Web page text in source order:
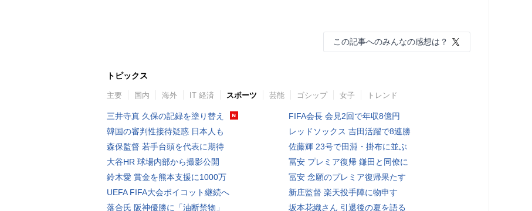
この記事へのみんなの感想は？
トピックス
主要 国内 海外 IT 経済 スポーツ 芸能 ゴシップ 女子 トレンド
三井寺真 久保の記録を塗り替え
韓国の審判性接待疑惑 日本人も
森保監督 若手台頭を代表に期待
大谷HR 球場内部から撮影公開
鈴木愛 賞金を熊本支援に1000万
UEFA FIFA大会ボイコット継続へ
落合氏 阪神優勝に「油断禁物」
FIFA会長 会見2回で年収8億円
レッドソックス 吉田活躍で8連勝
佐藤輝 23号で田淵・掛布に並ぶ
冨安 プレミア復帰 鎌田と同僚に
冨安 念願のプレミア復帰果たす
新庄監督 楽天投手陣に物申す
坂本花織さん 引退後の夏を語る